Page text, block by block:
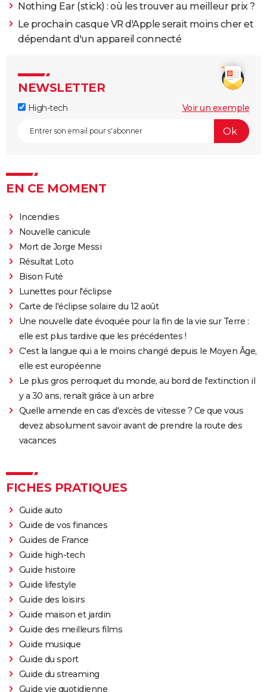
Nothing Ear (stick) : où les trouver au meilleur prix ?
Le prochain casque VR d'Apple serait moins cher et
dépendant d'un appareil connecté
NEWSLETTER
High-tech Voir un exemple
EN CE MOMENT
Incendies
Nouvelle canicule
Mort de Jorge Messi
Résultat Loto
Bison Futé
Lunettes pour l'éclipse
Carte de l'éclipse solaire du 12 août
Une nouvelle date évoquée pour la fin de la vie sur Terre :
elle est plus tardive que les précédentes !
C'est la langue qui a le moins changé depuis le Moyen Âge,
elle est européenne
Le plus gros perroquet du monde, au bord de l'extinction il
y a 30 ans, renaît grâce à un arbre
Quelle amende en cas d'excès de vitesse ? Ce que vous
devez absolument savoir avant de prendre la route des
vacances
FICHES PRATIQUES
Guide auto
Guide de vos finances
Guides de France
Guide high-tech
Guide histoire
Guide lifestyle
Guide des loisirs
Guide maison et jardin
Guide des meilleurs films
Guide musique
Guide du sport
Guide du streaming
Guide vie quotidienne